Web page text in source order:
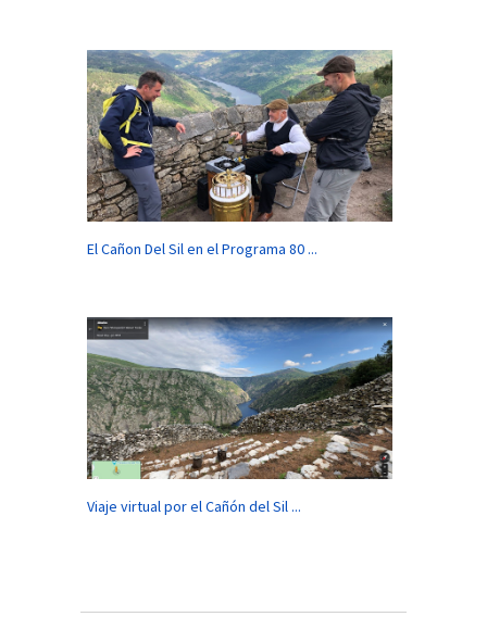
El Cañon Del Sil en el Programa 80 ...
Viaje virtual por el Cañón del Sil ...